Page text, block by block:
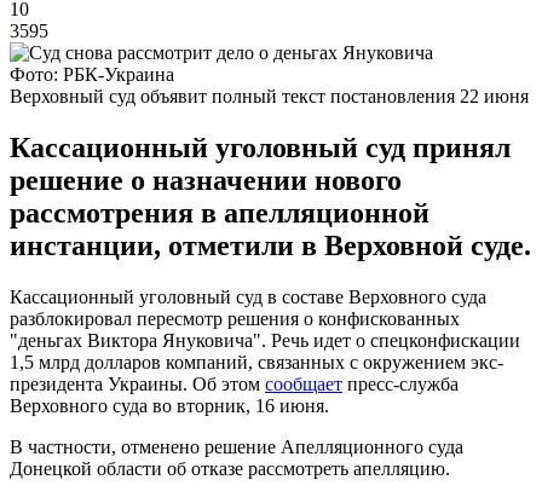
10
3595
Фото: РБК-Украина
Верховный суд объявит полный текст постановления 22 июня
Кассационный уголовный суд принял
решение о назначении нового
рассмотрения в апелляционной
инстанции, отметили в Верховной суде.
Кассационный уголовный суд в составе Верховного суда
разблокировал пересмотр решения о конфискованных
"деньгах Виктора Януковича". Речь идет о спецконфискации
1,5 млрд долларов компаний, связанных с окружением экс-
президента Украины. Об этом сообщает пресс-служба
Верховного суда во вторник, 16 июня.
В частности, отменено решение Апелляционного суда
Донецкой области об отказе рассмотреть апелляцию.